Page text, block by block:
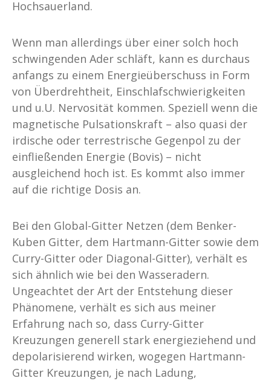
Hochsauerland.
Wenn man allerdings über einer solch hoch
schwingenden Ader schläft, kann es durchaus
anfangs zu einem Energieüberschuss in Form
von Überdrehtheit, Einschlafschwierigkeiten
und u.U. Nervosität kommen. Speziell wenn die
magnetische Pulsationskraft – also quasi der
irdische oder terrestrische Gegenpol zu der
einfließenden Energie (Bovis) – nicht
ausgleichend hoch ist. Es kommt also immer
auf die richtige Dosis an.
Bei den Global-Gitter Netzen (dem Benker-
Kuben Gitter, dem Hartmann-Gitter sowie dem
Curry-Gitter oder Diagonal-Gitter), verhält es
sich ähnlich wie bei den Wasseradern.
Ungeachtet der Art der Entstehung dieser
Phänomene, verhält es sich aus meiner
Erfahrung nach so, dass Curry-Gitter
Kreuzungen generell stark energieziehend und
depolarisierend wirken, wogegen Hartmann-
Gitter Kreuzungen, je nach Ladung,